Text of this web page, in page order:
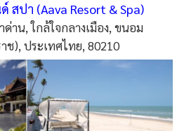
สปา (Aava Resort & Spa)
าน, ใกล้ใจกลางเมือง, ขนอม
ช), ประเทศไทย, 80210